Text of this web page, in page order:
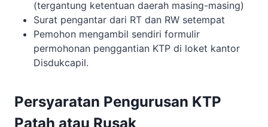
(tergantung ketentuan daerah masing-masing)
Surat pengantar dari RT dan RW setempat
Pemohon mengambil sendiri formulir
permohonan penggantian KTP di loket kantor
Disdukcapil.
Persyaratan Pengurusan KTP
Patah atau Rusak